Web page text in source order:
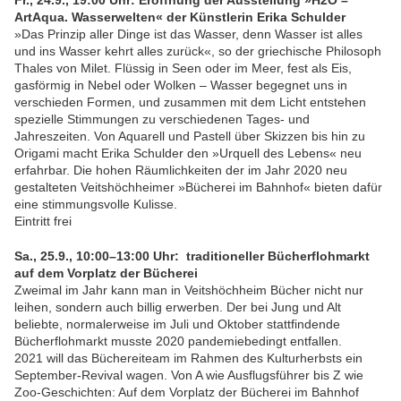
ArtAqua. Wasserwelten« der Künstlerin Erika Schulder
»Das Prinzip aller Dinge ist das Wasser, denn Wasser ist alles
und ins Wasser kehrt alles zurück«, so der griechische Philosoph
Thales von Milet. Flüssig in Seen oder im Meer, fest als Eis,
gasförmig in Nebel oder Wolken – Wasser begegnet uns in
verschieden Formen, und zusammen mit dem Licht entstehen
spezielle Stimmungen zu verschiedenen Tages- und
Jahreszeiten. Von Aquarell und Pastell über Skizzen bis hin zu
Origami macht Erika Schulder den »Urquell des Lebens« neu
erfahrbar. Die hohen Räumlichkeiten der im Jahr 2020 neu
gestalteten Veitshöchheimer »Bücherei im Bahnhof« bieten dafür
eine stimmungsvolle Kulisse.
Eintritt frei
Sa., 25.9., 10:00–13:00 Uhr: traditioneller Bücherflohmarkt
auf dem Vorplatz der Bücherei
Zweimal im Jahr kann man in Veitshöchheim Bücher nicht nur
leihen, sondern auch billig erwerben. Der bei Jung und Alt
beliebte, normalerweise im Juli und Oktober stattfindende
Bücherflohmarkt musste 2020 pandemiebedingt entfallen.
2021 will das Büchereiteam im Rahmen des Kulturherbsts ein
September-Revival wagen. Von A wie Ausflugsführer bis Z wie
Zoo-Geschichten: Auf dem Vorplatz der Bücherei im Bahnhof